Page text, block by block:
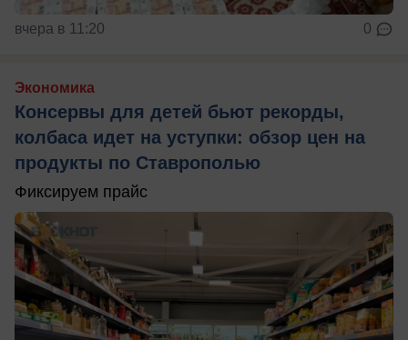
вчера в 11:20 0
Экономика
Консервы для детей бьют рекорды,
колбаса идет на уступки: обзор цен на
продукты по Ставрополью
Фиксируем прайс